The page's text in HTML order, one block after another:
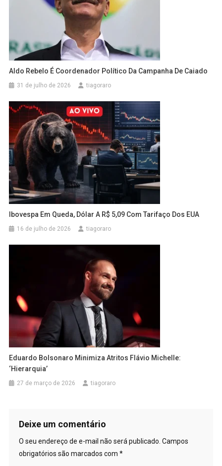
Aldo Rebelo É Coordenador Político Da Campanha De Caiado
31 de julho de 2026 tiagoraro
Ibovespa Em Queda, Dólar A R$ 5,09 Com Tarifaço Dos EUA
16 de julho de 2026 tiagoraro
Eduardo Bolsonaro Minimiza Atritos Flávio Michelle:
‘Hierarquia’
27 de março de 2026 tiagoraro
Deixe um comentário
O seu endereço de e-mail não será publicado. Campos
obrigatórios são marcados com *